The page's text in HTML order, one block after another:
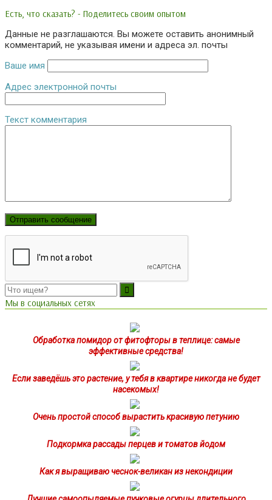
Есть, что сказать? - Поделитесь своим опытом
Данные не разглашаются. Вы можете оставить анонимный
комментарий, не указывая имени и адреса эл. почты
Ваше имя
Адрес электронной почты
Текст комментария
Мы в социальных сетях
Обработка помидор от фитофторы в теплице: самые
эффективные средства!
Если заведёшь это растение, у тебя в квартире никогда не будет
насекомых!
Очень простой способ вырастить красивую петунию
Подкормка рассады перцев и томатов йодом
Как я выращиваю чеснок-великан из некондиции